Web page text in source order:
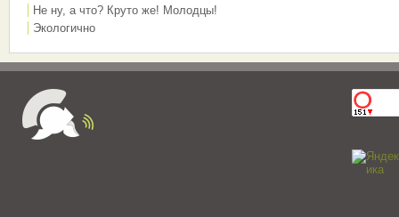
Не ну, а что? Круто же! Молодцы!
Экологично